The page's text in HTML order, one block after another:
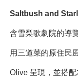
Saltbush and
含雪梨歌劇院的導
用三道菜的原住民
Olive 呈現，並搭